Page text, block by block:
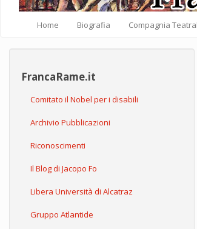
Home Biografia Compagnia
FrancaRame.it
Comitato il Nobel per i disabili
Archivio Pubblicazioni
Riconoscimenti
Il Blog di Jacopo Fo
Libera Università di Alcatraz
Gruppo Atlantide